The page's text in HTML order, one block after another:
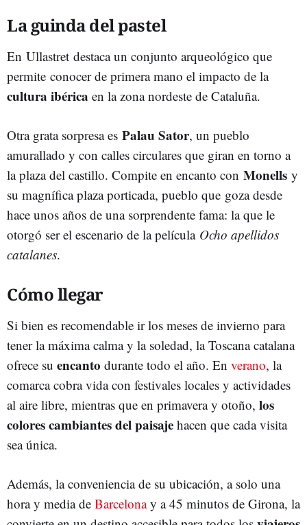
La guinda del pastel
En Ullastret destaca un conjunto arqueológico que
permite conocer de primera mano el impacto de la
cultura ibérica en la zona nordeste de Cataluña.
Otra grata sorpresa es Palau Sator, un pueblo
amurallado y con calles circulares que giran en torno a
la plaza del castillo. Compite en encanto con Monells y
su magnífica plaza porticada, pueblo que goza desde
hace unos años de una sorprendente fama: la que le
otorgó ser el escenario de la película Ocho apellidos
catalanes.
Cómo llegar
Si bien es recomendable ir los meses de invierno para
tener la máxima calma y la soledad, la Toscana catalana
ofrece su encanto durante todo el año. En verano, la
comarca cobra vida con festivales locales y actividades
al aire libre, mientras que en primavera y otoño, los
colores cambiantes del paisaje hacen que cada visita
sea única.
Además, la conveniencia de su ubicación, a solo una
hora y media de Barcelonay a 45 minutos de Girona, la